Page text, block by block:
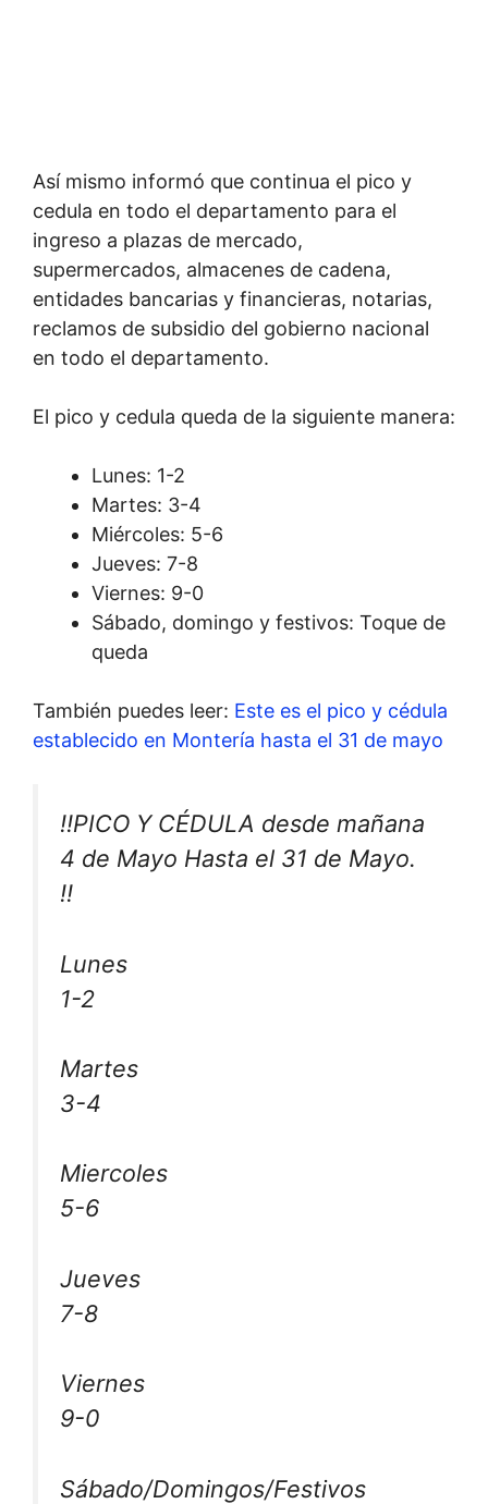
Así mismo informó que continua el pico y
cedula en todo el departamento para el
ingreso a plazas de mercado,
supermercados, almacenes de cadena,
entidades bancarias y financieras, notarias,
reclamos de subsidio del gobierno nacional
en todo el departamento.
El pico y cedula queda de la siguiente manera:
Lunes: 1-2
Martes: 3-4
Miércoles: 5-6
Jueves: 7-8
Viernes: 9-0
Sábado, domingo y festivos: Toque de
queda
También puedes leer: Este es el pico y cédula
establecido en Montería hasta el 31 de mayo
‼️PICO Y CÉDULA desde mañana
4 de Mayo Hasta el 31 de Mayo.
‼️
Lunes
1-2
Martes
3-4
Miercoles
5-6
Jueves
7-8
Viernes
9-0
Sábado/Domingos/Festivos